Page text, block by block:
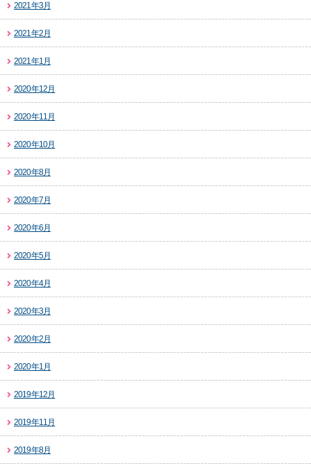
2021年3月
2021年2月
2021年1月
2020年12月
2020年11月
2020年10月
2020年8月
2020年7月
2020年6月
2020年5月
2020年4月
2020年3月
2020年2月
2020年1月
2019年12月
2019年11月
2019年8月